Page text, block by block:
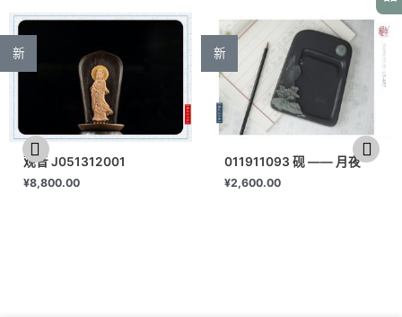
新
观音 J051312001
¥8,800.00
新
011911093 砚 —— 月夜
¥2,600.00